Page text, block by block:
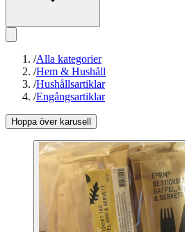
/Alla kategorier
/Hem & Hushåll
/Hushållsartiklar
/Engångsartiklar
Hoppa över karusell